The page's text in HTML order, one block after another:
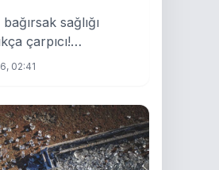
sağlığı
çarpıcı!
sinyalleri veriyor
02:41